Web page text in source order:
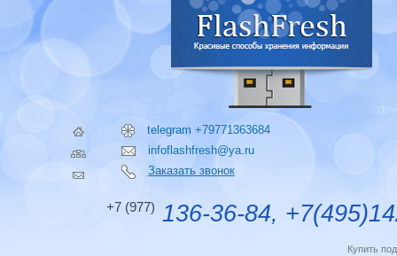
telegram +79771363684
infoflashfresh@ya.ru
Заказать звонок
+7 (977) 136-36-84,
Купить